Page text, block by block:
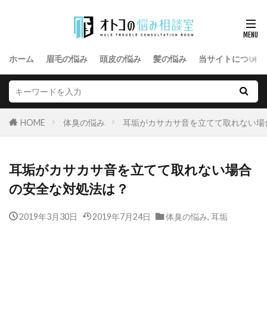
ホーム 眉毛の悩み 頭皮の悩み 髪の悩み 当サイトについて
HOME 体臭の悩み 耳垢がカサカサ音を立てて取れない
耳垢がカサカサ音を立てて取れない場合
の安全な対処法は？
2019年3月30日 2019年7月24日 体臭の悩み, 耳垢